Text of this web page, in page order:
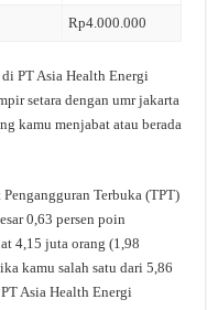
Rp4.000.000
PT Asia Health Energi
setara dengan umr jakarta
kamu menjabat atau berada
Terbuka (TPT)
0,63 persen poin
4,15 juta orang (1,98
kamu salah satu dari 5,86
Asia Health Energi